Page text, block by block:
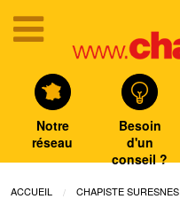
Notre
réseau
Besoin
d'un
conseil ?
ACCUEIL CHAPISTE SURESNES